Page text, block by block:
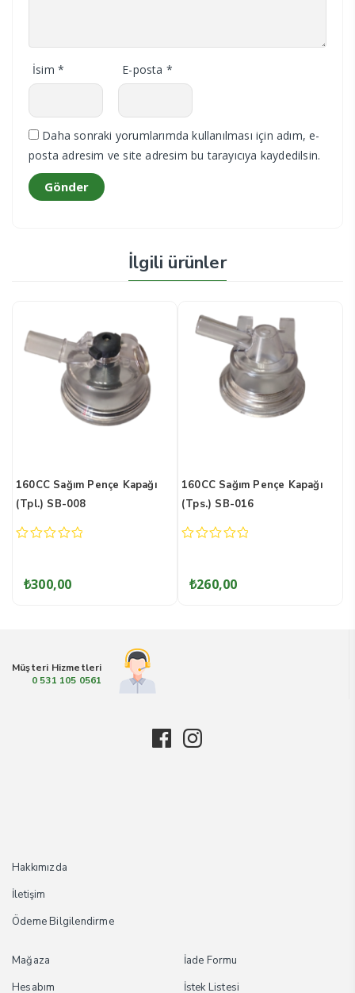
İsim * E-posta *
Daha sonraki yorumlarımda kullanılması için adım, e-
posta adresim ve site adresim bu tarayıcıya kaydedilsin.
İlgili ürünler
Kapağı
160CC Sağım Pençe Kapağı
(Tps.) SB-016
5
240CC Sağım Pençe
(Set)
5
Müşteri Hizmetleri
0 531 105 0561
Hakkımızda
İletişim
Ödeme Bilgilendirme
Mağaza
Hesabım
İade Formu
İstek Listesi